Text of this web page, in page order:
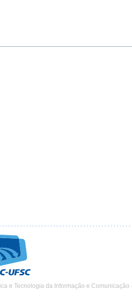
e Tecnologia da Informação e Comunicação